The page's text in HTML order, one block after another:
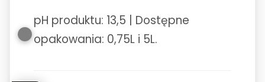
pH produktu: 13,5 | Dostępne
opakowania: 0,75L i 5L.